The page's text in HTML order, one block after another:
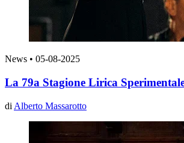
News • 05-08-2025
La 79a Stagione Lirica
di Alberto Massarotto